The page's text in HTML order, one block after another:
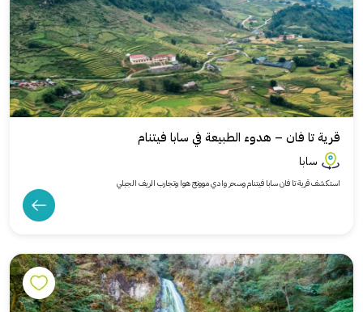
قرية تا فان – هدوء الطبيعة في سابا فيتنام
سابا
استكشف قرية تا فان سابا فيتنام وسحر وادي موونج هوا وتجارب الريف الجبلي